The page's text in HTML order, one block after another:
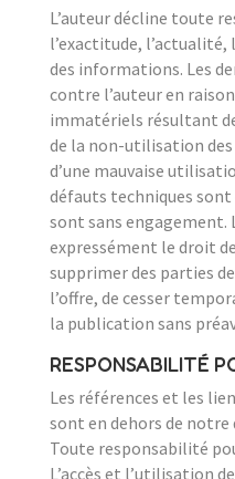
L’auteur décline toute
l’exactitude,
des informations. Les
contre l’auteur en
immatériels résultant
de la non-utilisation
d’une mauvaise
défauts techniques sont
sont sans engagement.
expressément le droit
supprimer des parties
l’offre, de cesser
la publication sans
RESPONSABILITÉ
Les références et les
sont en dehors de
Toute responsabilité
L’accès et l’utilisation